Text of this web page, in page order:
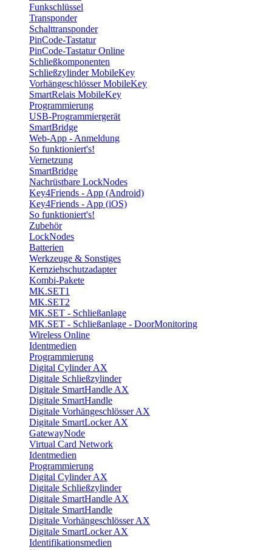
Funkschlüssel
Transponder
Schalttransponder
PinCode-Tastatur
PinCode-Tastatur Online
Schließkomponenten
Schließzylinder MobileKey
Vorhängeschlösser MobileKey
SmartRelais MobileKey
Programmierung
USB-Programmiergerät
SmartBridge
Web-App - Anmeldung
So funktioniert's!
Vernetzung
SmartBridge
Nachrüstbare LockNodes
Key4Friends - App (Android)
Key4Friends - App (iOS)
So funktioniert's!
Zubehör
LockNodes
Batterien
Werkzeuge & Sonstiges
Kernziehschutzadapter
Kombi-Pakete
MK.SET1
MK.SET2
MK.SET - Schließanlage
MK.SET - Schließanlage - DoorMonitoring
Wireless Online
Identmedien
Programmierung
Digital Cylinder AX
Digitale Schließzylinder
Digitale SmartHandle AX
Digitale SmartHandle
Digitale Vorhängeschlösser AX
Digitale SmartLocker AX
GatewayNode
Virtual Card Network
Identmedien
Programmierung
Digital Cylinder AX
Digitale Schließzylinder
Digitale SmartHandle AX
Digitale SmartHandle
Digitale Vorhängeschlösser AX
Digitale SmartLocker AX
Identifikationsmedien